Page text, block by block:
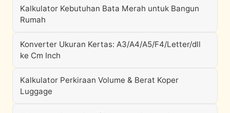
Kalkulator Kebutuhan Bata Merah untuk Bangun
Rumah
Konverter Ukuran Kertas: A3/A4/A5/F4/Letter/dll
ke Cm Inch
Kalkulator Perkiraan Volume & Berat Koper
Luggage